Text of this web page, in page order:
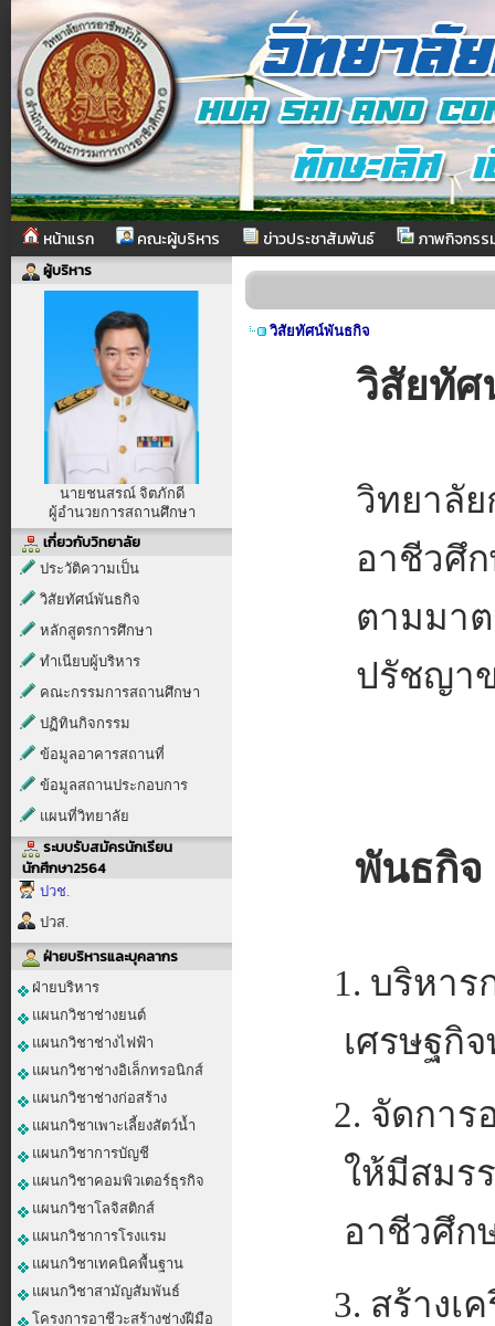
หน้าแรก คณะผู้บริหาร ข่าวประชาสัมพันธ์ ภาพกิจกรร
ผู้บริหาร
นายชนสรณ์ จิตภักดี
ผู้อำนวยการสถานศึกษา
เกี่ยวกับวิทยาลัย
ประวัติความเป็น
วิสัยทัศน์พันธกิจ
หลักสูตรการศึกษา
ทำเนียบผู้บริหาร
คณะกรรมการสถานศึกษา
ปฏิทินกิจกรรม
ข้อมูลอาคารสถานที่
ข้อมูลสถานประกอบการ
แผนที่วิทยาลัย
ระบบรับสมัครนักเรียน
นักศึกษา2564
ปวช.
ปวส.
ฝ่ายบริหารและบุคลากร
ฝ่ายบริหาร
แผนกวิชาช่างยนต์
แผนกวิชาช่างไฟฟ้า
แผนกวิชาช่างอิเล็กทรอนิกส์
แผนกวิชาช่างก่อสร้าง
แผนกวิชาเพาะเลี้ยงสัตว์น้ำ
แผนกวิชาการบัญชี
แผนกวิชาคอมพิวเตอร์ธุรกิจ
แผนกวิชาโลจิสติกส์
แผนกวิชาการโรงแรม
แผนกวิชาเทคนิคพื้นฐาน
แผนกวิชาสามัญสัมพันธ์
โครงการอาชีวะสร้างช่างฝีมือ
วิสัยทัศน์พันธกิจ
วิสัยทัศ
วิทยาลั
อาชีวศึ
ตามมา
ปรัชญาข
พันธกิจ
1. บริหา
เศรษฐกิ
2. จัดกา
ให้มีสมร
อาชีวศึก
3. สร้าง